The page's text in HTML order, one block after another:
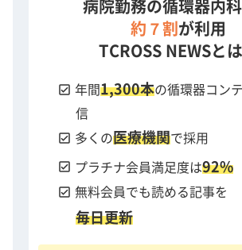
病院勤務の循環器内
約７割 が利用
TCROSS NEWSと
check_box 年間1,300本の循環器コン
信
check_box 多くの医療機関で採用
check_box プラチナ会員満足度は92%
check_box 無料会員でも読める記事を
毎日更新